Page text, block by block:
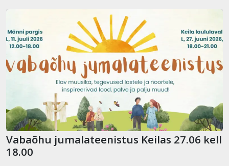
Vabaõhu jumalateenistus Keilas 27.06 kell
18.00